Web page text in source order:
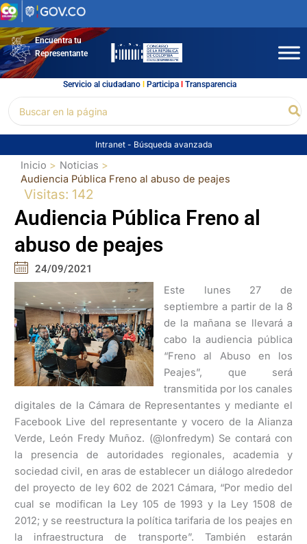
Ir
al
contenidoEncuentra tu
Representante
Servicio al ciudadano l Participal Transparencia
por:
Intranet - Búsqueda avanzada
Inicio
Noticias
Audiencia Pública Freno al abuso de peajes
Visitas: 142
Audiencia Pública Freno al
abuso de peajes
24/09/2021
Este lunes 27 de
septiembre a partir de la 8
de la mañana se llevará a
cabo la audiencia pública
“Freno al Abuso en los
Peajes”, que será
transmitida por los canales
digitales de la Cámara de Representantes y mediante el
Facebook Live del representante y vocero de la Alianza
Verde, León Fredy Muñoz. (@lonfredym) Se contará con
la presencia de autoridades regionales, academia y
sociedad civil, en aras de establecer un diálogo alrededor
del proyecto de ley 602 de 2021 Cámara, “Por medio del
cual se modifican la Ley 105 de 1993 y la Ley 1508 de
2012; y se reestructura la política tarifaria de los peajes en
la infraestructura de transporte”. También estarán